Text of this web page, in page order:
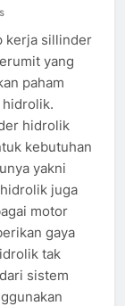
kerja sillinder
yang
paham
hidrolik.
hidrolik
kebutuhan
yakni
juga
motor
gaya
tak
sistem